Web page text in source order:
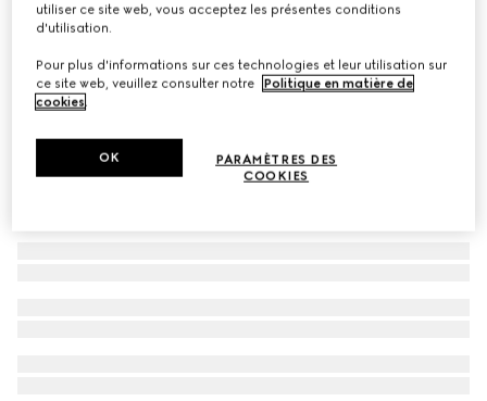
utiliser ce site web, vous acceptez les présentes conditions
d'utilisation.
Pour plus d'informations sur ces technologies et leur utilisation sur
ce site web, veuillez consulter notre
Politique en matière de
cookies.
PARAMÈTRES DES
COOKIES
OK